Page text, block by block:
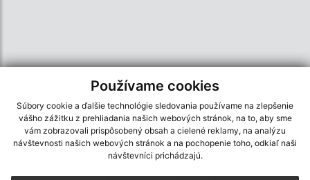
Používame cookies
Súbory cookie a ďalšie technológie sledovania používame na zlepšenie
vášho zážitku z prehliadania našich webových stránok, na to, aby sme
vám zobrazovali prispôsobený obsah a cielené reklamy, na analýzu
návštevnosti našich webových stránok a na pochopenie toho, odkiaľ naši
návštevníci prichádzajú.
Informácie o stránke:
Vyhlásenie o prístupnosti
Autorské práva